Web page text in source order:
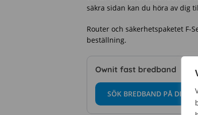
säkra sidan kan du höra av dig
Router och säkerhetspaketet
beställning.
Ownit fast bredband
SÖK BREDBAND PÅ DIN